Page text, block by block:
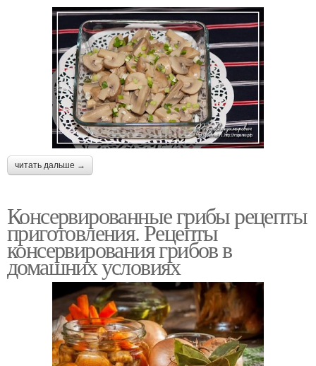
читать дальше →
Консервированные грибы рецепты
приготовления. Рецепты
консервирования грибов в
домашних условиях